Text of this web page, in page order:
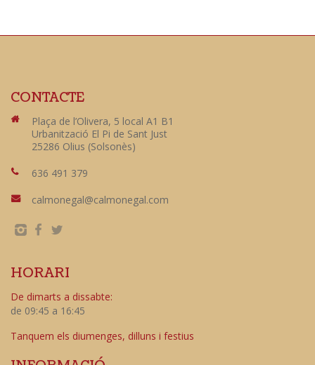
CONTACTE
Plaça de l’Olivera, 5 local A1 B1
Urbanització El Pi de Sant Just
25286 Olius (Solsonès)
636 491 379
calmonegal@calmonegal.com
HORARI
De dimarts a dissabte:
de 09:45 a 16:45
Tanquem els diumenges, dilluns i festius